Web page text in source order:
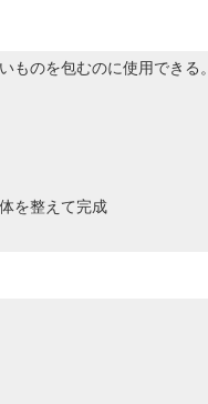
ものを包むのに使用できる。
を整えて完成